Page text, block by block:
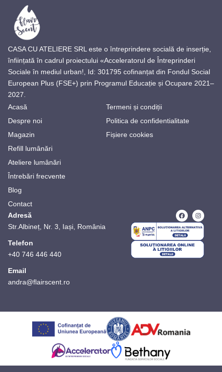
CASA CU ATELIERE SRL este o întreprindere socială de inserție,
înființată în cadrul proiectului «Acceleratorul de Întreprinderi
Sociale în mediul urban!, Id: 301795 cofinanțat din Fondul Social
European Plus (FSE+) prin Programul Educație și Ocupare 2021–
2027.
Acasă
Despre noi
Magazin
Refill lumânări
Ateliere lumânări
Întrebări frecvente
Blog
Contact
Termeni și condiții
Politica de confidentialitate
Fișiere cookies
Adresă
Str.Albineț, Nr. 3, Iași, România
Telefon
+40 746 446 440
Email
andra@flairscent.ro